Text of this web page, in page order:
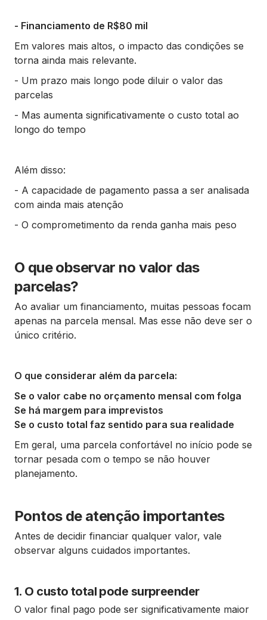
- Financiamento de R$80 mil
Em valores mais altos, o impacto das condições se
torna ainda mais relevante.
- Um prazo mais longo pode diluir o valor das
parcelas
- Mas aumenta significativamente o custo total ao
longo do tempo
Além disso:
- A capacidade de pagamento passa a ser analisada
com ainda mais atenção
- O comprometimento da renda ganha mais peso
O que observar no valor das
parcelas?
Ao avaliar um financiamento, muitas pessoas focam
apenas na parcela mensal. Mas esse não deve ser o
único critério.
O que considerar além da parcela:
Se o valor cabe no orçamento mensal com folga
Se há margem para imprevistos
Se o custo total faz sentido para sua realidade
Em geral, uma parcela confortável no início pode se
tornar pesada com o tempo se não houver
planejamento.
Pontos de atenção importantes
Antes de decidir financiar qualquer valor, vale
observar alguns cuidados importantes.
1. O custo total pode surpreender
O valor final pago pode ser significativamente maior